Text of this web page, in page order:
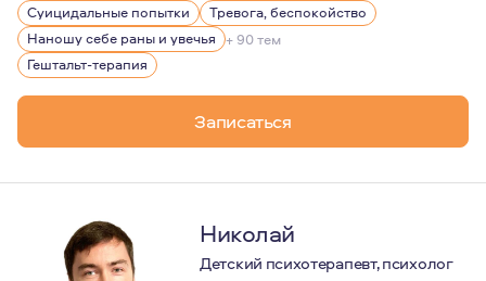
В работе соблюдаю этические принципы, такие как
Я работала в реабилитации с химически зависимыми
Суицидальные попытки
Тревога, беспокойство
Наношу себе раны и увечья + 90 тем
Гештальт-терапия
Записаться
Николай
Детский психотерапевт, психолог